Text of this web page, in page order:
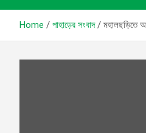
Home পাহাড়ের সংবাদ মহালছড়িতে